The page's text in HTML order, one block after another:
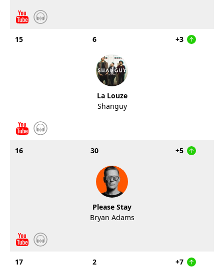
15 6 +3
La Louze
Shanguy
16 30 +5
Please Stay
Bryan Adams
17 2 +7